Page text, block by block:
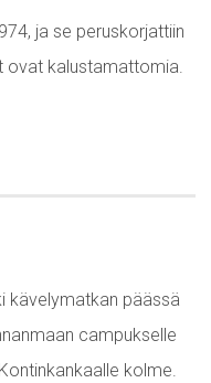
ja se peruskorjattiin
ovat kalustamattomia.
kävelymatkan päässä
campukselle
kolme.